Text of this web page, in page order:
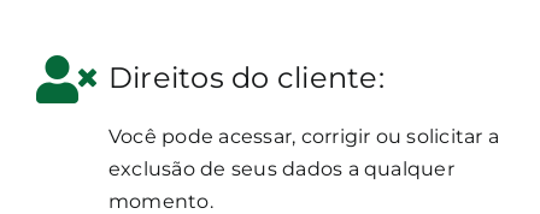
Direitos do cliente:
Você pode acessar, corrigir ou solicitar a
exclusão de seus dados a qualquer
momento.